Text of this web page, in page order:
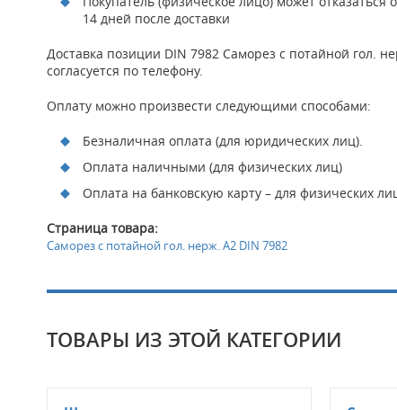
14 дней после доставки
Доставка позиции DIN 7982 Саморез с потайной гол.
согласуется по телефону.
Оплату можно произвести следующими способами:
Безналичная оплата (для юридических лиц).
Оплата наличными (для физических лиц)
Оплата на банковскую карту – для физических
Страница товара:
Саморез с потайной гол. нерж. А2 DIN 7982
ТОВАРЫ ИЗ ЭТОЙ КАТЕГОРИИ